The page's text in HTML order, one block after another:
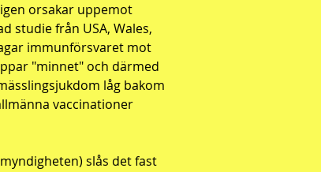
orsakar uppemot
studie från USA, Wales,
immunförsvaret mot
"minnet" och därmed
låg bakom
vaccinationer
slås det fast